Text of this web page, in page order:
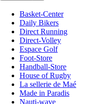
Basket-Center
Daily Bikers
Direct Running
Direct-Volley
Espace Golf
Foot-Store
Handball-Store
House of Rugby
La sellerie de Maé
Made in Paradis
Nauti-wave